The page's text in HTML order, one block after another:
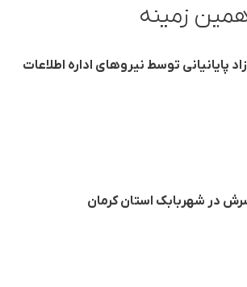
زمینه
پایانیانی توسط نیروهای اداره اطلاعات
در شهربابک استان کرمان